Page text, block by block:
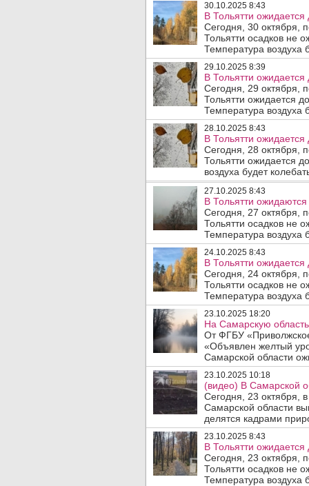
30.10.2025 8:43
В Тольятти ожидается
Сегодня, 30 октября,
Тольятти осадков не
Температура воздуха
29.10.2025 8:39
В Тольятти ожидается
Сегодня, 29 октября,
Тольятти ожидается
Температура воздуха
28.10.2025 8:43
В Тольятти ожидается
Сегодня, 28 октября,
Тольятти ожидается
воздуха будет
27.10.2025 8:43
В Тольятти
Сегодня, 27 октября,
Тольятти осадков не
Температура воздуха
24.10.2025 8:43
В Тольятти ожидается
Сегодня, 24 октября,
Тольятти осадков не
Температура воздуха
23.10.2025 18:20
На Самарскую область
От ФГБУ
«Объявлен желтый
Самарской области
23.10.2025 10:18
(видео) В Самарской
Сегодня, 23 октября,
Самарской области
делятся кадрами
23.10.2025 8:43
В Тольятти ожидается
Сегодня, 23 октября,
Тольятти осадков не
Температура воздуха